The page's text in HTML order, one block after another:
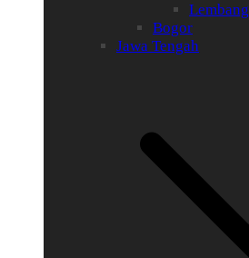
Lembang
Bogor
Jawa Tengah